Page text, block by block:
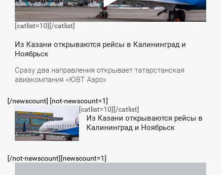
[catlist=10] [/catlist]
Из Казани открываются рейсы в Калининград и
Ноябрьск
Сразу два направления открывает татарстанская
авиакомпания «ЮВТ Аэро»
[/newscount] [not-newscount=1]
[catlist=10] [/catlist]
Из Казани открываются рейсы в
Калининград и Ноябрьск
[/not-newscount][newscount=1]